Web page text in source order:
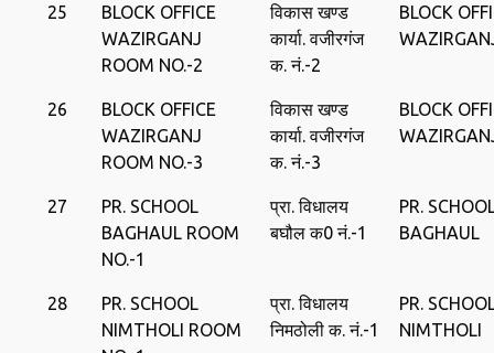
25
BLOCK OFFICE
WAZIRGANJ
ROOM NO.-2
विकास खण्‍ड
कार्या. वजीरगंज
क. नं.-2
BLOCK
26
BLOCK OFFICE
WAZIRGANJ
ROOM NO.-3
विकास खण्‍ड
कार्या. वजीरगंज
क. नं.-3
BLOCK
27
PR. SCHOOL
BAGHAUL ROOM
NO.-1
प्रा. विधालय
बघौल क0 नं.-1
PR.
BAGHAUL
28
PR. SCHOOL
NIMTHOLI ROOM
प्रा. विधालय
निमठोली क. नं.-1
PR.
NIMTHOLI